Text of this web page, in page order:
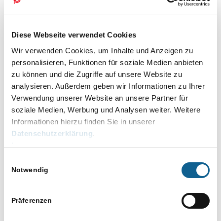
Diese Webseite verwendet Cookies
Wir verwenden Cookies, um Inhalte und Anzeigen zu
personalisieren, Funktionen für soziale Medien anbieten
zu können und die Zugriffe auf unsere Website zu
analysieren. Außerdem geben wir Informationen zu Ihrer
Verwendung unserer Website an unsere Partner für
soziale Medien, Werbung und Analysen weiter. Weitere
Informationen hierzu finden Sie in unserer
Datenschutzerklärung.
Impressum
Notwendig
Präferenzen
Online Akademie, Deutschland
24
RA-MICRO Azubi-Camp 📜 Teil 3 –
Termine & Fristen, E-Workflow
Online Akademie, Deutschland
DI.
25
Effizientes Kanzlei-Controlling mit
25. August, 10.00 bis10.45
Privat:
Effizientes Kanzlei-Controlling mit dem
Aktenwächter in RA-MICRO